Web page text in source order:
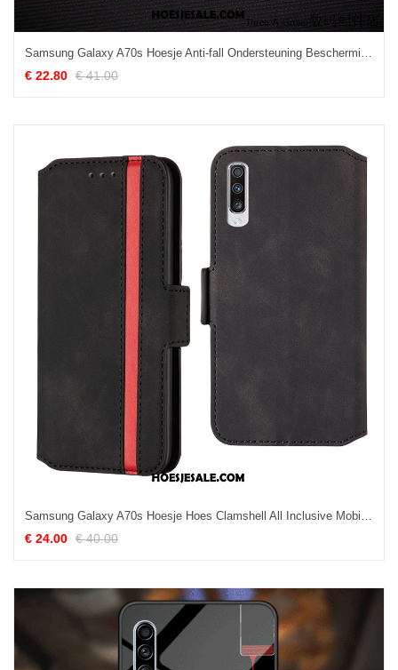
Samsung Galaxy A70s Hoesje Anti-fall Ondersteuning Bescherming Portemonnee Scheppend Kopen
€ 22.80 € 41.00
Samsung Galaxy A70s Hoesje Hoes Clamshell All Inclusive Mobiele Telefoon Zwart Online
€ 24.00 € 40.00